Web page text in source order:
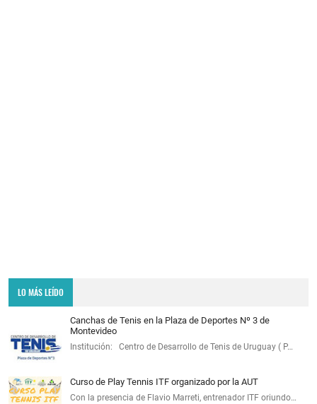
LO MÁS LEÍDO
Canchas de Tenis en la Plaza de Deportes Nº 3 de
Montevideo
Institución: Centro de Desarrollo de Tenis de Uruguay ( P…
Curso de Play Tennis ITF organizado por la AUT
Con la presencia de Flavio Marreti, entrenador ITF oriundo…